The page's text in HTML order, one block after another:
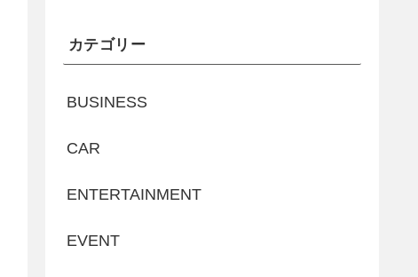
カテゴリー
BUSINESS
CAR
ENTERTAINMENT
EVENT